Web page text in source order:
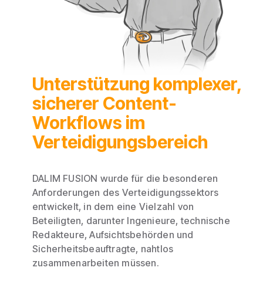
Unterstützung komplexer,
sicherer Content-
Workflows im
Verteidigungsbereich
DALIM FUSION wurde für die besonderen
Anforderungen des Verteidigungssektors
entwickelt, in dem eine Vielzahl von
Beteiligten, darunter Ingenieure, technische
Redakteure, Aufsichtsbehörden und
Sicherheitsbeauftragte, nahtlos
zusammenarbeiten müssen.